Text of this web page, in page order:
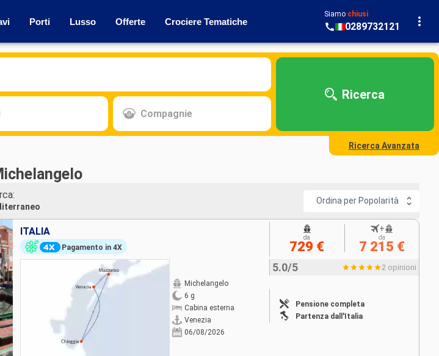
Porti Lusso Offerte Crociere Tematiche
Siamo chiusi
0289732121
Compagnie
Ricerca
Ricerca Avanzata
Ordina per Popolarità
ITALIA
Pagamento in 4X
Michelangelo
6 g
Cabina esterna
Venezia
06/08/2026
5.0/5 2 opinioni
Pensione completa
Partenza dall'Italia
da
729 €
+
da
7 215 €